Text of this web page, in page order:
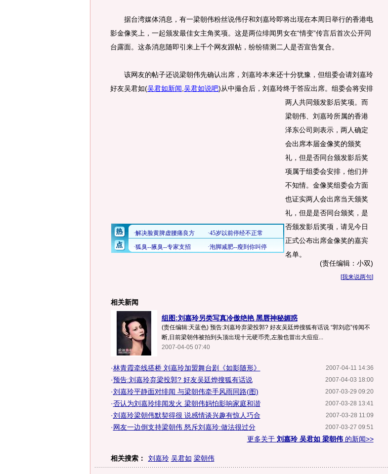
据台湾媒体消息，有一梁朝伟粉丝说伟仔和刘嘉玲即将出现在本周日举行的香港电
影金像奖上，一起颁发最佳女主角奖项。这是两位绯闻男女在“情变”传言后首次公开同
台露面。这条消息随即引来上千个网友跟帖，纷纷猜测二人是否宣告复合。
该网友的帖子还说梁朝伟先确认出席，刘嘉玲本来还十分犹豫，但组委会请刘嘉玲
好友吴君如(吴君如新闻 吴君如说吧)从中撮合后，刘嘉玲终于答应出席。 组委会将安排
两人共同颁发影后奖项。而
梁朝伟、刘嘉玲所属的香港
泽东公司则表示，两人确定
会出席本届金像奖的颁奖
礼，但是否同台颁发影后奖
项属于组委会安排，他们并
不知情。金像奖组委会方面
也证实两人会出席当天颁奖
礼，但是是否同台颁奖，是
否颁发影后奖项，请见今日
正式公布出席金像奖的嘉宾
名单。
(责任编辑：小双)
[我来说两句]
相关新闻
组图:刘嘉玲另类写真冷傲绝艳 黑唇神秘媚惑
(责任编辑:天蓝色) 预告:刘嘉玲弃梁投郭? 好友吴廷烨搜狐有话说 “郭刘恋”传闻不
断,日前梁朝伟被拍到头顶出现十元硬币秃,左脸也冒出大痘痘...
2007-04-05 07:40
2007-04-11 14:36
·林青霞牵线搭桥 刘嘉玲加盟舞台剧《如影随形》
2007-04-03 18:00
·预告:刘嘉玲弃梁投郭? 好友吴廷烨搜狐有话说
2007-03-29 09:20
·刘嘉玲平静面对绯闻 与梁朝伟牵手风雨同路(图)
2007-03-28 13:41
·否认为刘嘉玲绯闻发火 梁朝伟妈怕影响家庭和谐
2007-03-28 11:09
·刘嘉玲梁朝伟默契得很 说感情谈兴趣有惊人巧合
2007-03-27 09:51
·网友一边倒支持梁朝伟 怒斥刘嘉玲:做法很过分
更多关于 刘嘉玲 吴君如 梁朝伟的新闻>>
相关搜索： 刘嘉玲 吴君如 梁朝伟